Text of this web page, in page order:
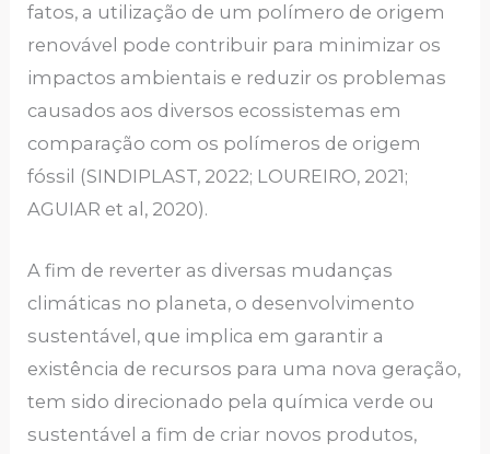
fatos, a utilização de um polímero de origem
renovável pode contribuir para minimizar os
impactos ambientais e reduzir os problemas
causados aos diversos ecossistemas em
comparação com os polímeros de origem
fóssil (SINDIPLAST, 2022; LOUREIRO, 2021;
AGUIAR et al, 2020).
A fim de reverter as diversas mudanças
climáticas no planeta, o desenvolvimento
sustentável, que implica em garantir a
existência de recursos para uma nova geração,
tem sido direcionado pela química verde ou
sustentável a fim de criar novos produtos,